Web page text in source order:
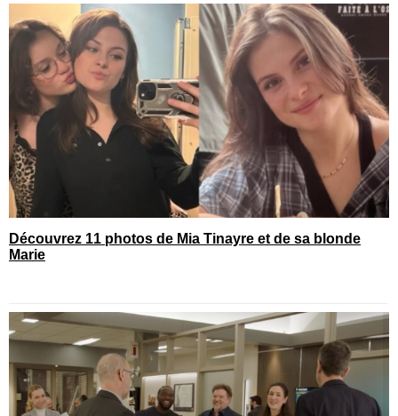
Découvrez 11 photos de Mia Tinayre et de sa blonde
Marie